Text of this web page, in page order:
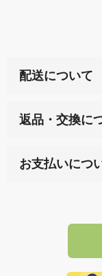
配送について
天ペイ」の方は
サイト内で購入
れの生産メー
で、 それぞれ
返品・交換に
または配送途中
品代金を返金
その際は誠に
お支払いにつ
た場合、お客
※「クレジット